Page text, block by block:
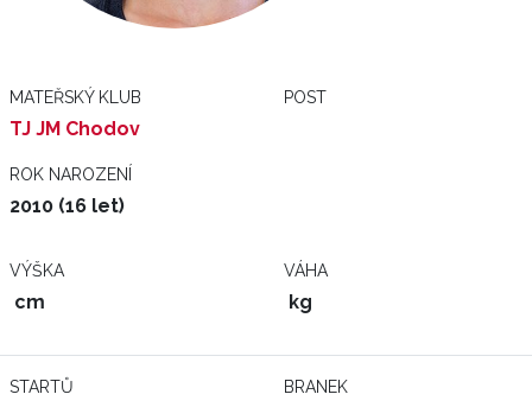
MATEŘSKÝ KLUB
TJ JM Chodov
POST
ROK NAROZENÍ
2010 (16 let)
VÝŠKA
cm
VÁHA
kg
STARTŮ BRANEK